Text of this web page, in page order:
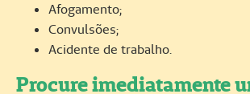
Afogamento;
Convulsões;
Acidente de trabalho.
Procure imediatamente